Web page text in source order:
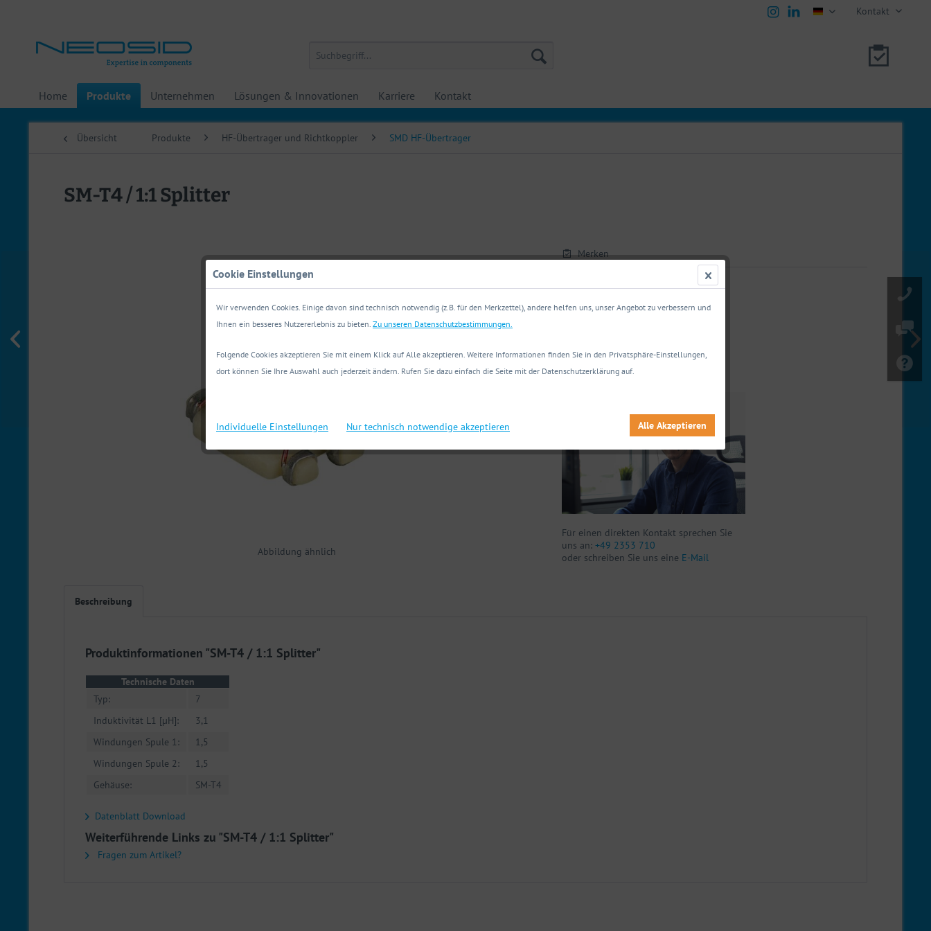
deutsch Kontakt
Home Produkte Unternehmen Lösungen & Innovationen Karriere Kontakt
Übersicht Produkte HF-Übertrager und Richtkoppler SMD HF-Übertrager
SM-T4 / 1:1 Splitter
Abbildung ähnlich
Merken
00553261
Sie haben Fragen zu diesem Produkt?
Wir helfen Ihnen gerne weiter.
Für einen direkten Kontakt sprechen Sie
uns an:+49 2353 710
oder schreiben Sie uns eine E-Mail
Beschreibung
Produktinformationen "SM-T4 / 1:1 Splitter"
Technische Daten
Typ:
7
Induktivität L1 [µH]:
3,1
Windungen Spule 1:
1,5
Windungen Spule 2:
1,5
Gehäuse:
SM-T4
Datenblatt Download
Weiterführende Links zu "SM-T4 / 1:1 Splitter"
Fragen zum Artikel?
Cookie Einstellungen
Wir verwenden Cookies. Einige davon sind technisch notwendig (z.B. für den Merkzettel), andere helfen uns, unser Angebot zu verbessern und
Ihnen ein besseres Nutzererlebnis zu bieten. Zu unseren Datenschutzbestimmungen.
Folgende Cookies akzeptieren Sie mit einem Klick auf Alle akzeptieren. Weitere Informationen finden Sie in den Privatsphäre-Einstellungen,
dort können Sie Ihre Auswahl auch jederzeit ändern. Rufen Sie dazu einfach die Seite mit der Datenschutzerklärung auf.
Individuelle Einstellungen Nur technisch notwendige akzeptieren Alle Akzeptieren